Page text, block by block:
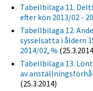
Tabellbilaga 11.
efter kön 2013/02 -
Tabellbilaga 12.
sysselsatta i åldern
2014/02, %
Tabellbilaga 13.
av
(25.3.2014)